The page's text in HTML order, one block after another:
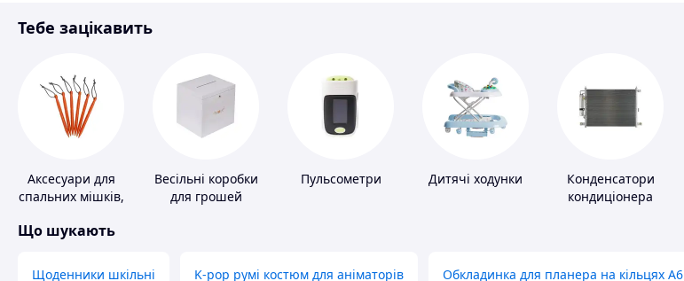
Спорт і відпочинок
Тебе зацікавить
Аксесуари для
спальних мішків,
наметів
Весільні коробки
для грошей
Пульсометри Дитячі ходунки
Конденсатори
кондиціонера
Що шукають
Щоденники шкільні K-pop румі костюм для аніматорів Обкладинка для планера на кільцях А6